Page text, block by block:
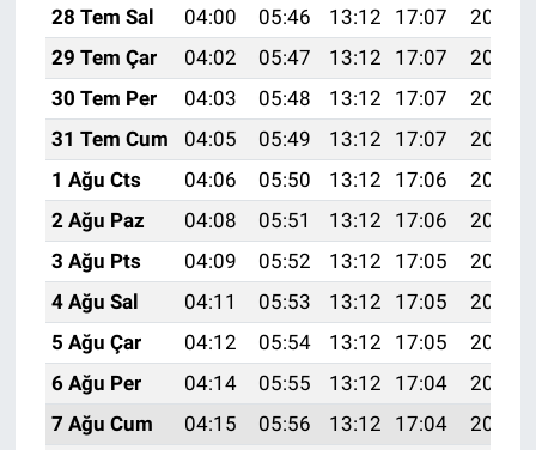
28 Tem Sal
04:00 05:46 13:12 17:07
20:28
29 Tem Çar
04:02 05:47 13:12 17:07
20:28
30 Tem Per
04:03 05:48 13:12 17:07
20:27
31 Tem Cum
04:05 05:49 13:12 17:07
20:25
1 Ağu Cts
04:06 05:50 13:12 17:06
20:24
2 Ağu Paz
04:08 05:51 13:12 17:06
20:23
3 Ağu Pts
04:09 05:52 13:12 17:05
20:22
4 Ağu Sal
04:11 05:53 13:12 17:05
20:21
5 Ağu Çar
04:12 05:54 13:12 17:05
20:20
6 Ağu Per
04:14 05:55 13:12 17:04
20:19
7 Ağu Cum
04:15 05:56 13:12 17:04
20:18